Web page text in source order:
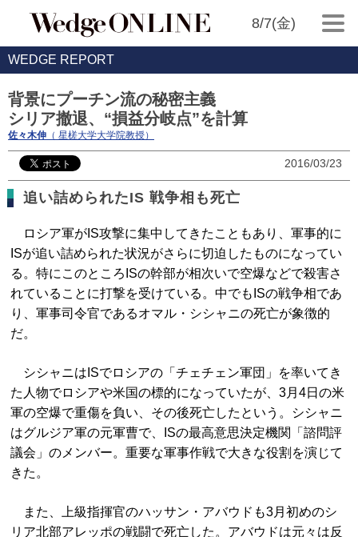
8/7(金)
WEDGE REPORT
背景にプーチン流の秘密主義
シリア撤退、“損益分岐点”を計算
佐々木伸 （ 星槎大学大学院教授）
2016/03/23
追い詰められたIS 戦争相も死亡
ロシア軍がIS攻撃に集中してきたこともあり、軍事的に
ISが追い詰められた状況がさらに切迫したものになってい
る。特にこのところISの幹部が相次いで空爆などで殺害さ
れていることに打撃を受けている。中でもISの戦争相であ
り、軍事司令官であるオマル・シシャニの死亡が象徴的
だ。
シシャニはISでロシアの「チェチェン軍団」を率いてき
た人物でロシアや米国の標的になっていたが、3月4日の米
軍の空爆で重傷を負い、その後死亡したという。シシャニ
はグルジア軍の元軍曹で、ISの最高意思決定機関「諮問評
議会」のメンバー。重要な軍事作戦で大きな役割を演じて
きた。
また、上級指揮官のハッサン・アバウドも3月初めのシ
リア北部アレッポの戦闘で死亡した。アバウドは元々は反